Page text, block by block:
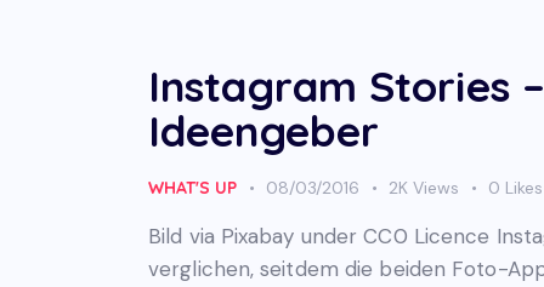
Instagram Stories
Ideengeber
WHAT'S UP 08/03/2016 2K Views 0 Likes
Bild via Pixabay under CC0 Licence
verglichen, seitdem die beiden Foto-